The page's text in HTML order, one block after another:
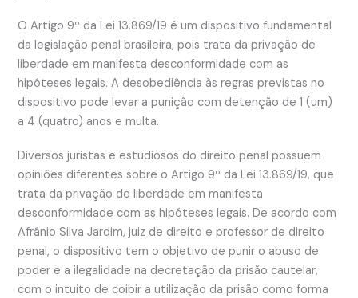
O Artigo 9º da Lei 13.869/19 é um dispositivo fundamental
da legislação penal brasileira, pois trata da privação de
liberdade em manifesta desconformidade com as
hipóteses legais. A desobediência às regras previstas no
dispositivo pode levar a punição com detenção de 1 (um)
a 4 (quatro) anos e multa.
Diversos juristas e estudiosos do direito penal possuem
opiniões diferentes sobre o Artigo 9º da Lei 13.869/19, que
trata da privação de liberdade em manifesta
desconformidade com as hipóteses legais. De acordo com
Afrânio Silva Jardim, juiz de direito e professor de direito
penal, o dispositivo tem o objetivo de punir o abuso de
poder e a ilegalidade na decretação da prisão cautelar,
com o intuito de coibir a utilização da prisão como forma